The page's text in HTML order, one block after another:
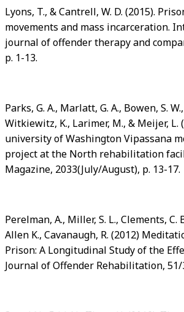
Lyons, T., & Cantrell, W. D. (2015).
movements and mass incarceration.
journal of offender therapy and
p. 1-13.
Parks, G. A., Marlatt, G. A., Bowen, S.
Witkiewitz, K., Larimer, M., & Meijer, L.
university of Washington Vipassana
project at the North rehabilitation
Magazine, 2033(July/August), p. 13-17.
Perelman, A., Miller, S. L., Clements, C.
Allen K., Cavanaugh, R. (2012)
Prison: A Longitudinal Study of the
Journal of Offender Rehabilitation, 51/